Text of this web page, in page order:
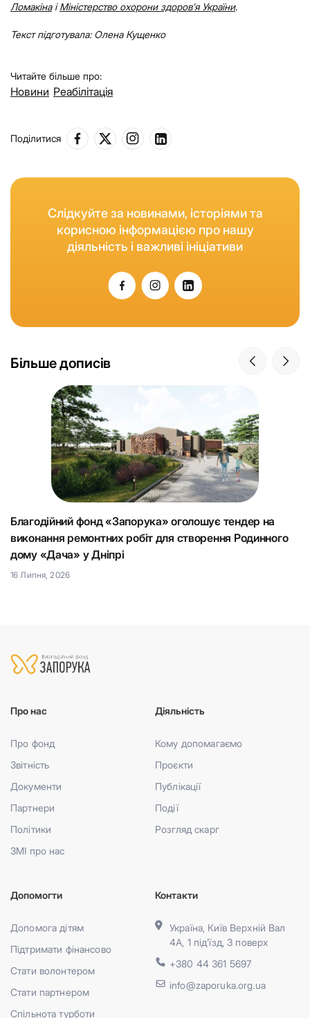
ЛомакінаіМіністерство охорони здоров’я України.
Текст підготувала: Олена Кущенко
Читайте більше про:
Новини Реабілітація
Поділитися
Слідкуйте за новинами, історіями та
корисною інформацією про нашу
діяльність і важливі ініціативи
Більше дописів
Благодійний фонд «Запорука» оголошує тендер на
виконання ремонтних робіт для створення Родинного
дому «Дача» у Дніпрі
16 Липня, 2026
Про нас
Про фонд
Звітність
Документи
Партнери
Політики
ЗМІ про нас
Діяльність
Кому допомагаємо
Проєкти
Публікації
Події
Розгляд скарг
Допомогти
Допомога дітям
Підтримати фінансово
Стати волонтером
Стати партнером
Спільнота турботи
Контакти
Україна, Київ Верхній Вал
4А, 1 під’їзд, 3 поверх
+380 44 361 5697
info@zaporuka.org.ua